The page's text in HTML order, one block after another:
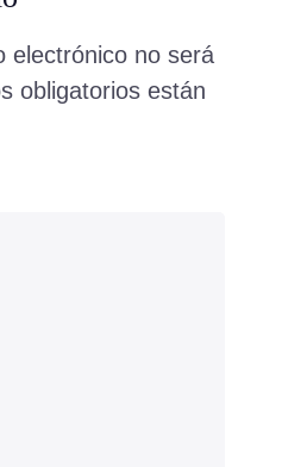
electrónico no será
obligatorios están